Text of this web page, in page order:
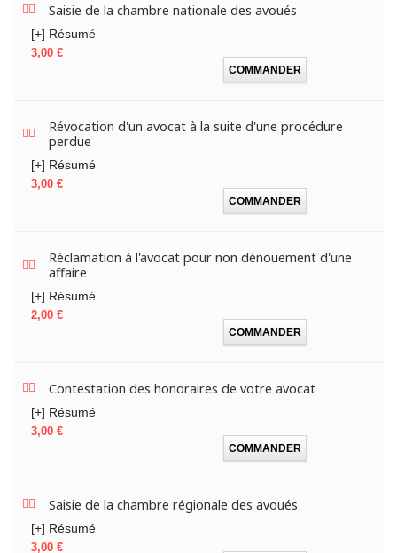
Saisie de la chambre nationale des avoués
[+] Résumé
Prix
3,00 €
COMMANDER
Révocation d'un avocat à la suite d'une procédure
perdue
[+] Résumé
Prix
3,00 €
COMMANDER
Réclamation à l'avocat pour non dénouement d'une
affaire
[+] Résumé
Prix
2,00 €
COMMANDER
Contestation des honoraires de votre avocat
[+] Résumé
Prix
3,00 €
COMMANDER
Saisie de la chambre régionale des avoués
[+] Résumé
Prix
3,00 €